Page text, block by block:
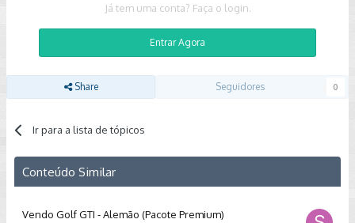
Já tem uma conta? Faça o login.
Entrar Agora
Share Seguidores 0
Ir para a lista de tópicos
Conteúdo Similar
Vendo Golf GTI - Alemão (Pacote Premium)